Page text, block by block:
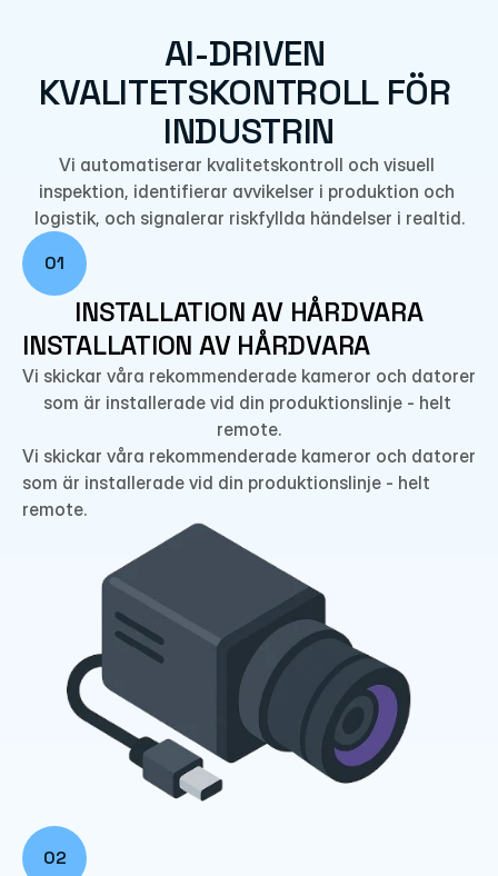
AI-DRIVEN
KVALITETSKONTROLL FÖR
INDUSTRIN
Vi automatiserar kvalitetskontroll och visuell
inspektion, identifierar avvikelser i produktion och
logistik, och signalerar riskfyllda händelser i realtid.
01
INSTALLATION AV HÅRDVARA
INSTALLATION AV HÅRDVARA
Vi skickar våra rekommenderade kameror och datorer
som är installerade vid din produktionslinje - helt
remote.
Vi skickar våra rekommenderade kameror och datorer
som är installerade vid din produktionslinje - helt
remote.
02